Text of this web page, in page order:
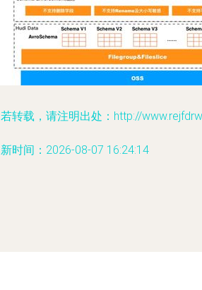
转载，请注明出处：http://
时间：2026-08-07 16:24:14